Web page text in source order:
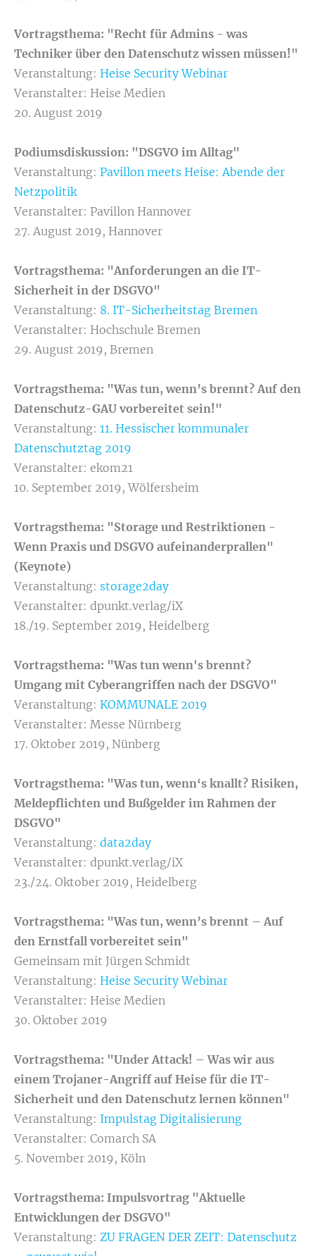
Vortragsthema: "Recht für Admins - was
Techniker über den Datenschutz wissen müssen!"
Veranstaltung: Heise Security Webinar
Veranstalter: Heise Medien
20. August 2019
Podiumsdiskussion: "DSGVO im Alltag"
Veranstaltung: Pavillon meets Heise: Abende der
Netzpolitik
Veranstalter: Pavillon Hannover
27. August 2019, Hannover
Vortragsthema: "Anforderungen an die IT-
Sicherheit in der DSGVO"
Veranstaltung: 8. IT-Sicherheitstag Bremen
Veranstalter: Hochschule Bremen
29. August 2019, Bremen
Vortragsthema: "Was tun, wenn’s brennt? Auf den
Datenschutz-GAU vorbereitet sein!"
Veranstaltung: 11. Hessischer kommunaler
Datenschutztag 2019
Veranstalter: ekom21
10. September 2019, Wölfersheim
Vortragsthema: "Storage und Restriktionen -
Wenn Praxis und DSGVO aufeinanderprallen"
(Keynote)
Veranstaltung: storage2day
Veranstalter: dpunkt.verlag/iX
18./19. September 2019, Heidelberg
Vortragsthema: "Was tun wenn's brennt?
Umgang mit Cyberangriffen nach der DSGVO"
Veranstaltung: KOMMUNALE 2019
Veranstalter: Messe Nürnberg
17. Oktober 2019, Nünberg
Vortragsthema: "Was tun, wenn‘s knallt? Risiken,
Meldepflichten und Bußgelder im Rahmen der
DSGVO"
Veranstaltung: data2day
Veranstalter: dpunkt.verlag/iX
23./24. Oktober 2019, Heidelberg
Vortragsthema: "Was tun, wenn’s brennt – Auf
den Ernstfall vorbereitet sein"
Gemeinsam mit Jürgen Schmidt
Veranstaltung: Heise Security Webinar
Veranstalter: Heise Medien
30. Oktober 2019
Vortragsthema: "Under Attack! – Was wir aus
einem Trojaner-Angriff auf Heise für die IT-
Sicherheit und den Datenschutz lernen können"
Veranstaltung: Impulstag Digitalisierung
Veranstalter: Comarch SA
5. November 2019, Köln
Vortragsthema: Impulsvortrag "Aktuelle
Entwicklungen der DSGVO"
Veranstaltung: ZU FRAGEN DER ZEIT: Datenschutz